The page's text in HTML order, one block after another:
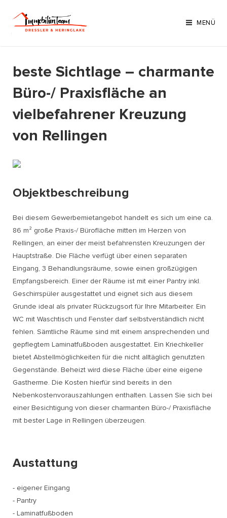
Inhalt
springen
MENÜ
beste Sichtlage – charmante
Büro-/ Praxisfläche an
vielbefahrener Kreuzung
von Rellingen
Objektbeschreibung
Bei diesem Gewerbemietangebot handelt es sich um eine ca.
86 m² große Praxis-/ Bürofläche mitten im Herzen von
Rellingen, an einer der meist befahrensten Kreuzungen der
Hauptstraße. Die Fläche verfügt über einen separaten
Eingang, 3 Behandlungsräume, sowie einen großzügigen
Empfangsbereich. Einer der Räume ist mit einer Pantry inkl.
Geschirrspüler ausgestattet und eignet sich aus diesem
Grunde ideal als privater Rückzugsort für Ihre Mitarbeiter. Ein
WC mit Waschtisch und Fenster darf selbstverständlich nicht
fehlen. Sämtliche Räume sind mit einem ansprechenden und
gepflegtem Laminatfußboden ausgestattet. Ein Kriechkeller
bietet Abstellmöglichkeiten für die nicht alltäglich genutzten
Gegenstände. Beheizt wird diese Fläche über eine eigene
Gastherme. Die Kosten hierfür sind bereits in den
Nebenkostenvorauszahlungen enthalten. Lassen Sie sich bei
einer Besichtigung von dieser charmanten Büro-/ Praxisfläche
mit bester Lage in Rellingen überzeugen.
Austattung
- eigener Eingang
- Pantry
- Laminatfußboden